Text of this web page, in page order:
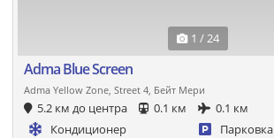
1 / 24
Adma Blue Screen
Adma Yellow Zone, Street 4, Бейт Мери
5.2 км до центра 0.1 км
0.1 км
Кондиционер
Парковка